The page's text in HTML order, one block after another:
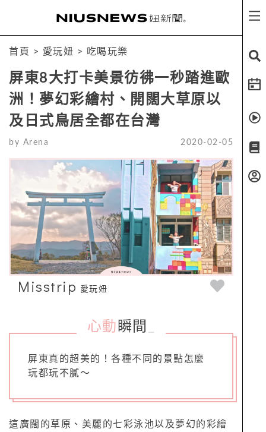
首頁 > 愛玩妞 > 吃喝玩樂
屏東8大打卡美景彷彿一秒踏進歐
洲！夢幻彩繪村、開闊大草原以
及日式鳥居全都在台灣
by Arena 2020-02-05
Misstrip 愛玩妞
心動 瞬間
屏東真的超美的！各種不同的景點怎麼
玩都玩不膩～
這廣闊的草原、美麗的七彩泳池以及夢幻的彩繪